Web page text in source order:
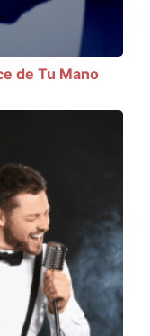
de Tu Mano